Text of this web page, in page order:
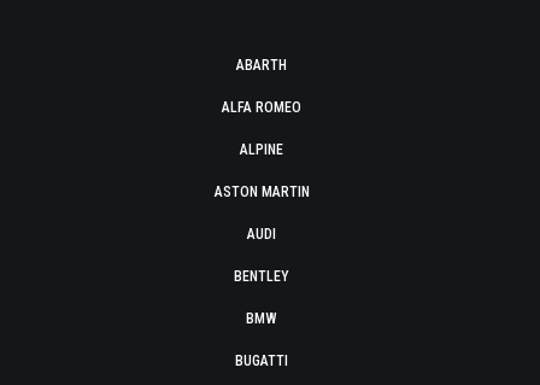
ABARTH
ALFA ROMEO
ALPINE
ASTON MARTIN
AUDI
BENTLEY
BMW
BUGATTI